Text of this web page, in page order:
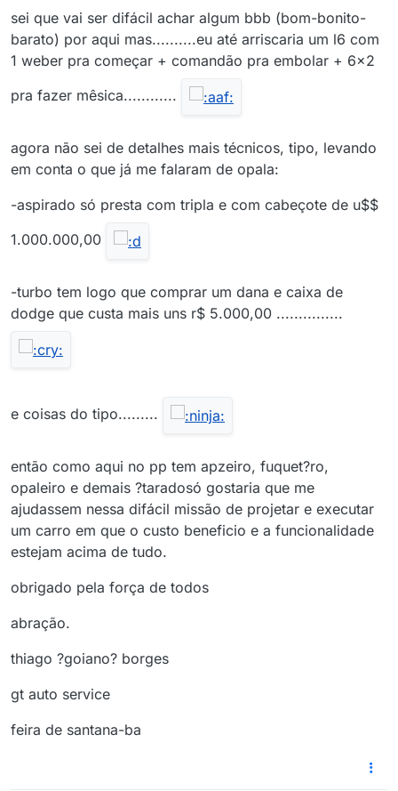
sei que vai ser difácil achar algum bbb (bom-bonito-
barato) por aqui mas..........eu até arriscaria um l6 com
1 weber pra começar + comandão pra embolar + 6x2
pra fazer mêsica............
agora não sei de detalhes mais técnicos, tipo, levando
em conta o que já me falaram de opala:
-aspirado só presta com tripla e com cabeçote de u$$
1.000.000,00
-turbo tem logo que comprar um dana e caixa de
dodge que custa mais uns r$ 5.000,00 ...............
e coisas do tipo.........
então como aqui no pp tem apzeiro, fuquet?ro,
opaleiro e demais ?taradosó gostaria que me
ajudassem nessa difácil missão de projetar e executar
um carro em que o custo beneficio e a funcionalidade
estejam acima de tudo.
obrigado pela força de todos
abração.
thiago ?goiano? borges
gt auto service
feira de santana-ba